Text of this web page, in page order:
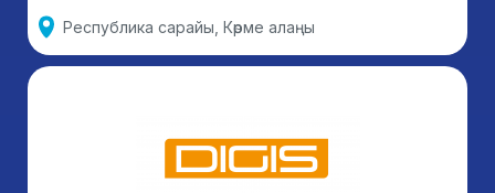
Республика сарайы, Көрме алаңы